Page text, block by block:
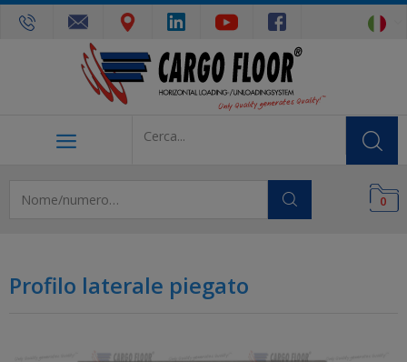
0
Profilo laterale piegato